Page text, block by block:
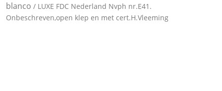
blanco / LUXE FDC Nederland Nvph nr.E41.
Onbeschreven,open klep en met cert.H.Vleeming